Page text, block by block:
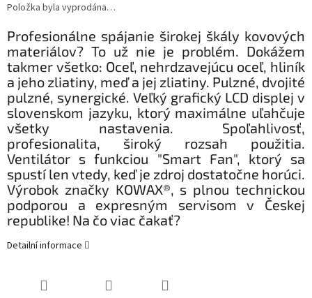
Položka byla vyprodána…
Profesionálne spájanie širokej škály kovových
materiálov? To už nie je problém. Dokážem
takmer všetko: Oceľ, nehrdzavejúcu oceľ, hliník
a jeho zliatiny, meď a jej zliatiny. Pulzné, dvojité
pulzné, synergické. Veľký grafický LCD displej v
slovenskom jazyku, ktorý maximálne uľahčuje
všetky nastavenia. Spoľahlivosť,
profesionalita, široký rozsah použitia.
Ventilátor s funkciou "Smart Fan", ktorý sa
spustí len vtedy, keď je zdroj dostatočne horúci.
Výrobok značky KOWAX®, s plnou technickou
podporou a expresným servisom v Českej
republike! Na čo viac čakať?
Detailní informace